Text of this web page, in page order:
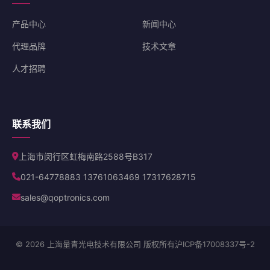
产品中心 新闻中心
代理品牌 技术文章
人才招聘
联系我们
上海市闵行区虹梅南路2588号B317
021-64778883 13761063469 17317628715
sales@qoptronics.com
© 2026 上海量青光电技术有限公司 版权所有沪ICP备17008337号-2